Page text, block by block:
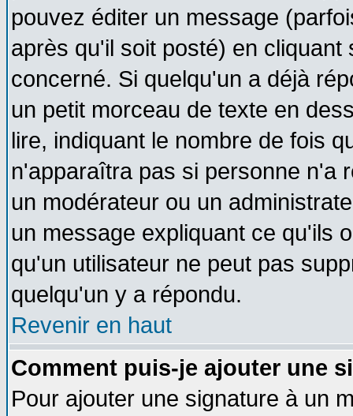
pouvez éditer un message
après qu'il soit posté) en
concerné. Si quelqu'un a déjà
un petit morceau de texte en
lire, indiquant le nombre de fois
n'apparaîtra pas si personne n'a
un modérateur ou un
un message expliquant ce qu'ils
qu'un utilisateur ne peut pas
quelqu'un y a répondu.
Revenir en haut
Comment puis-je ajouter une
Pour ajouter une signature à un